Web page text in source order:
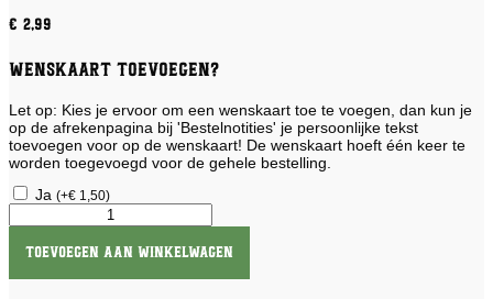
€ 2,99
Wenskaart toevoegen?
Let op: Kies je ervoor om een wenskaart toe te voegen, dan kun je
op de afrekenpagina bij 'Bestelnotities' je persoonlijke tekst
toevoegen voor op de wenskaart! De wenskaart hoeft één keer te
worden toegevoegd voor de gehele bestelling.
Ja (+€ 1,50)
van
Orval
Toevoegen aan winkelwagen